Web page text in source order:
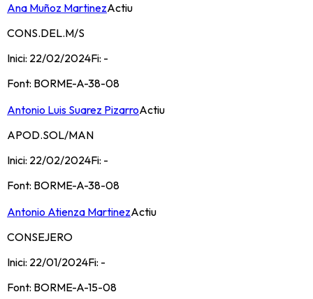
Ana Muñoz MartinezActiu
CONS.DEL.M/S
Inici: 22/02/2024Fi: -
Font: BORME-A-38-08
Antonio Luis Suarez PizarroActiu
APOD.SOL/MAN
Inici: 22/02/2024Fi: -
Font: BORME-A-38-08
Antonio Atienza MartinezActiu
CONSEJERO
Inici: 22/01/2024Fi: -
Font: BORME-A-15-08